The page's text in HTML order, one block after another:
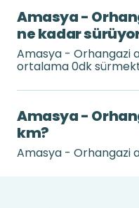
Amasya -
ne kadar
Amasya - Orhangazi
ortalama 0dk
Amasya -
km?
Amasya - Orhangazi